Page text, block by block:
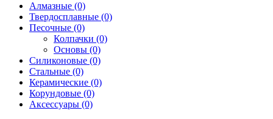
Алмазные (0)
Твердосплавные (0)
Песочные (0)
Колпачки (0)
Основы (0)
Силиконовые (0)
Стальные (0)
Керамические (0)
Корундовые (0)
Аксессуары (0)